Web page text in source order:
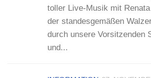
toller Live-Musik mit
der standesgemäßen
durch unsere Vorsitzenden
und...